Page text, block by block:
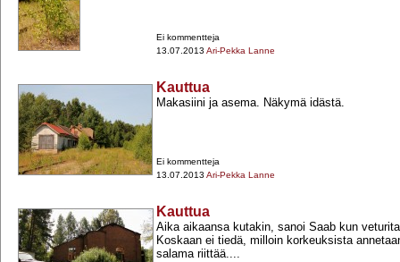
Ei kommentteja
13.07.2013 Ari-Pekka Lanne
Kauttua
Makasiini ja asema. Näkymä idästä.
Ei kommentteja
13.07.2013 Ari-Pekka Lanne
Kauttua
Aika aikaansa kutakin, sanoi Saab kun
Koskaan ei tiedä, milloin korkeuksista
salama riittää....